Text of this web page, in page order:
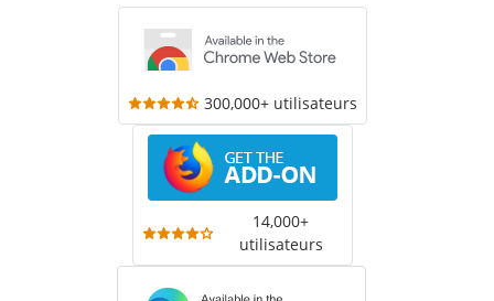
300,000+ utilisateurs
14,000+
utilisateurs